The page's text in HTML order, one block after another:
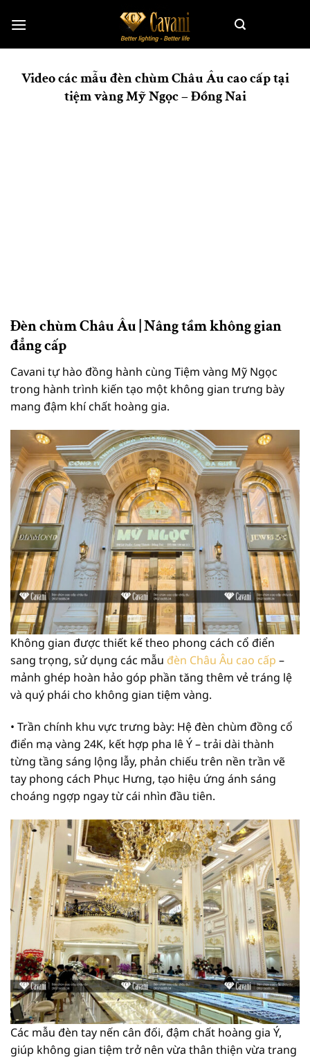
Video các mẫu đèn chùm Châu Âu cao cấp tại
tiệm vàng Mỹ Ngọc – Đồng Nai
Đèn chùm Châu Âu | Nâng tầm không gian
đẳng cấp
Cavani tự hào đồng hành cùng Tiệm vàng Mỹ Ngọc
trong hành trình kiến tạo một không gian trưng bày
mang đậm khí chất hoàng gia.
Không gian được thiết kế theo phong cách cổ điển
sang trọng, sử dụng các mẫu đèn Châu Âu cao cấp –
mảnh ghép hoàn hảo góp phần tăng thêm vẻ tráng lệ
và quý phái cho không gian tiệm vàng.
• Trần chính khu vực trưng bày: Hệ đèn chùm đồng cổ
điển mạ vàng 24K, kết hợp pha lê Ý – trải dài thành
từng tầng sáng lộng lẫy, phản chiếu trên nền trần vẽ
tay phong cách Phục Hưng, tạo hiệu ứng ánh sáng
choáng ngợp ngay từ cái nhìn đầu tiên.
Các mẫu đèn tay nến cân đối, đậm chất hoàng gia Ý,
giúp không gian tiệm trở nên vừa thân thiện vừa trang